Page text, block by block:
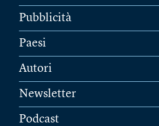
Pubblicità
Paesi
Autori
Newsletter
Podcast